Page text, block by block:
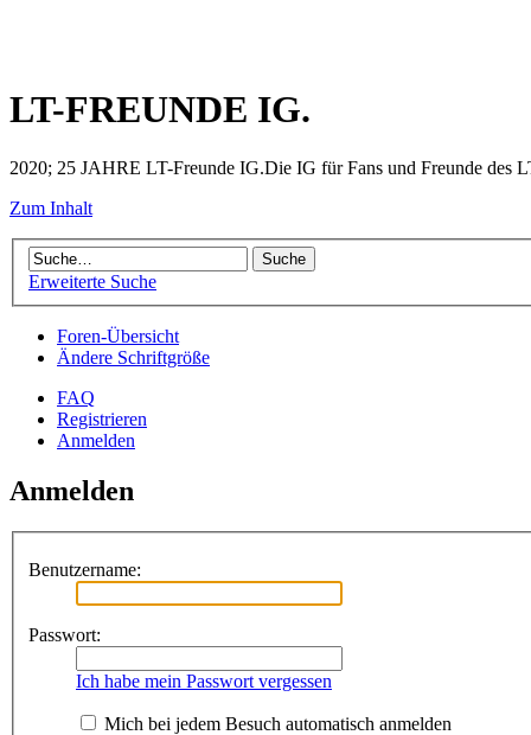
LT-FREUNDE IG.
2020; 25 JAHRE LT-Freunde IG.Die IG für Fans und Freunde des
Zum Inhalt
Erweiterte Suche
Foren-Übersicht
Ändere Schriftgröße
FAQ
Registrieren
Anmelden
Anmelden
Benutzername:
Passwort:
Ich habe mein Passwort vergessen
Mich bei jedem Besuch automatisch anmelden